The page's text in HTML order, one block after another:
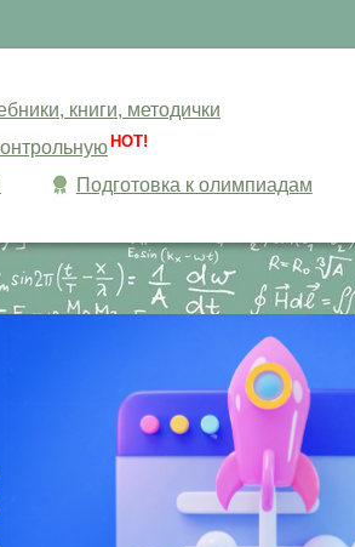
книги, методички
HOT!
Подготовка к олимпиадам